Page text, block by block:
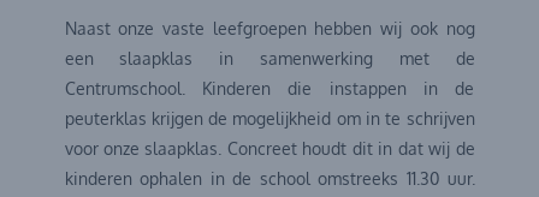
Naast onze vaste leefgroepen hebben wij ook nog
een slaapklas in samenwerking met de
Centrumschool. Kinderen die instappen in de
peuterklas krijgen de mogelijkheid om in te schrijven
voor onze slaapklas. Concreet houdt dit in dat wij de
kinderen ophalen in de school omstreeks 11.30 uur.